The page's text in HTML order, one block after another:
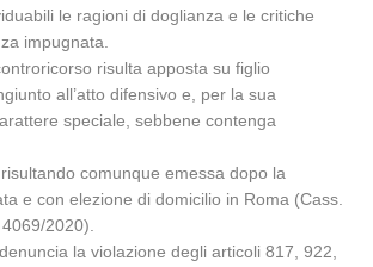
le ragioni di doglianza e le critiche
impugnata.
risulta apposta su figlio
all’atto difensivo e, per la sua
speciale, sebbene contenga
comunque emessa dopo la
e con elezione di domicilio in Roma (Cass.
2020).
la violazione degli articoli 817, 922,